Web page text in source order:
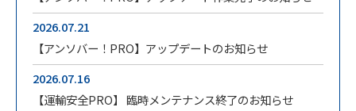
2026.07.21
【アンソバー！PRO】アップデートのお知らせ
2026.07.16
【運輸安全PRO】 臨時メンテナンス終了のお知らせ